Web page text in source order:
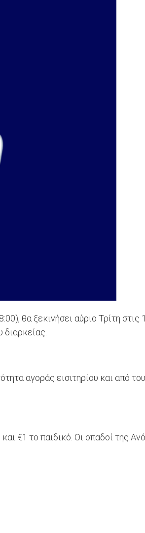
θα ξεκινήσει αύριο Τρίτη στις
διαρκείας.
αγοράς εισιτηρίου και από
€1 το παιδικό. Οι οπαδοί της